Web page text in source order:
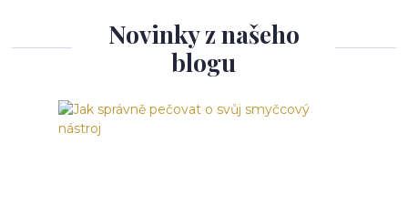
Novinky z našeho
blogu